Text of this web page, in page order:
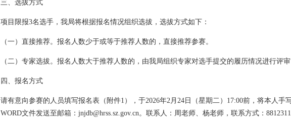
三、选拔方式
项目限报3名选手，我局将根据报名情况组织选拔，选拔方式如下：
（一）直接推荐。报名人数少于或等于推荐人数的，直接推荐参赛。
（二）专家选拔。报名人数大于推荐人数的，由我局组织专家对选手提交的履历情况进行评
四、报名方式
请有意向参赛的人员填写报名表（附件1），于2026年2月24日（星期二）17:00前，将本人
WORD文件发送至邮箱：jnjdb@hrss.sz.gov.cn。联系人：周老师、杨老师，联系方式：